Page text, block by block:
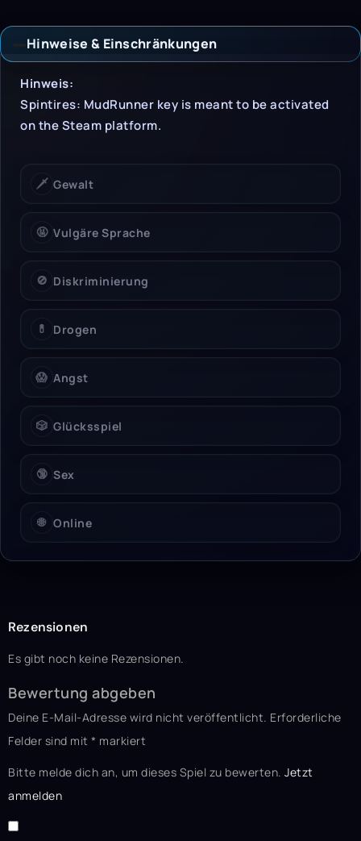
Hinweise & Einschränkungen
Hinweise &
Hinweis:
Spintires: MudRunner key is meant to be activated
on the Steam platform.
🗡️ Gewalt
🤬 Vulgäre Sprache
🚫 Diskriminierung
💊 Drogen
😱 Angst
🎲 Glücksspiel
🔞 Sex
🌐 Online
Rezensionen
Es gibt noch keine Rezensionen.
Bewertung abgeben
Deine E-Mail-Adresse wird nicht veröffentlicht. Erforderliche
Felder sind mit * markiert
Bitte melde dich an, um dieses Spiel zu bewerten. Jetzt
anmelden